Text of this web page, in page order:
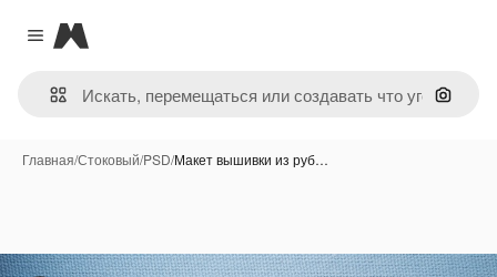
Close menu
Magnific
Поиск
Главная/Стоковый/PSD/Макет вышивки из руб…